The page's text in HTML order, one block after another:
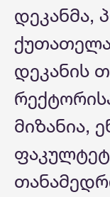
დეკანმა,
დეკანის
მიზანია,